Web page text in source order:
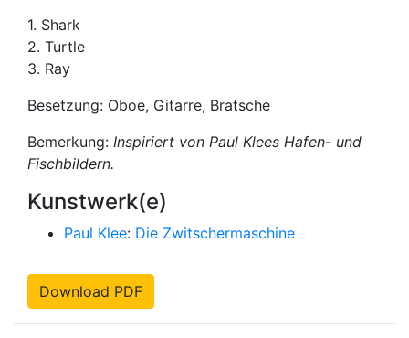
1. Shark
2. Turtle
3. Ray
Besetzung: Oboe, Gitarre, Bratsche
Bemerkung: Inspiriert von Paul Klees Hafen- und
Fischbildern.
Kunstwerk(e)
Paul Klee: Die Zwitschermaschine
Download PDF